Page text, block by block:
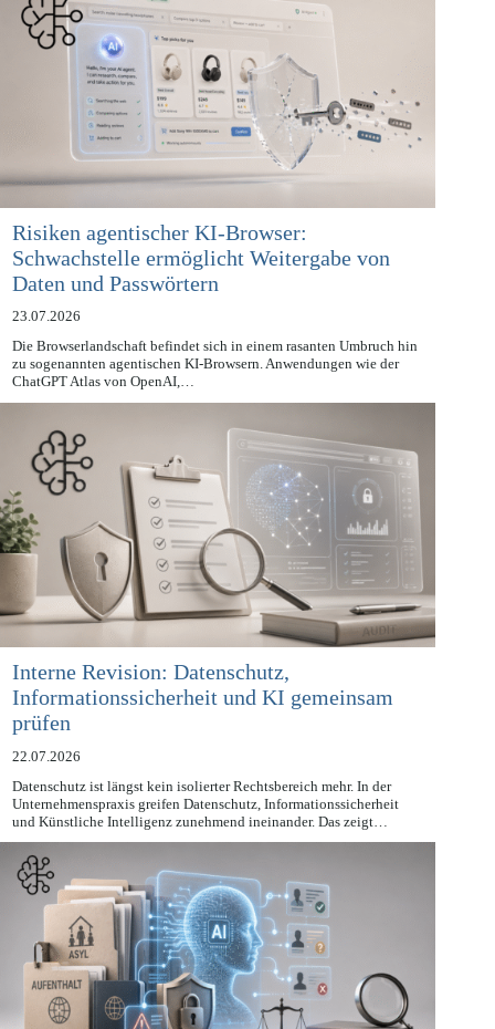
Risiken agentischer KI-Browser:
Schwachstelle ermöglicht Weitergabe von
Daten und Passwörtern
23.07.2026
Die Browserlandschaft befindet sich in einem rasanten Umbruch hin
zu sogenannten agentischen KI-Browsern. Anwendungen wie der
ChatGPT Atlas von OpenAI,…
Interne Revision: Datenschutz,
Informationssicherheit und KI gemeinsam
prüfen
22.07.2026
Datenschutz ist längst kein isolierter Rechtsbereich mehr. In der
Unternehmenspraxis greifen Datenschutz, Informationssicherheit
und Künstliche Intelligenz zunehmend ineinander. Das zeigt…